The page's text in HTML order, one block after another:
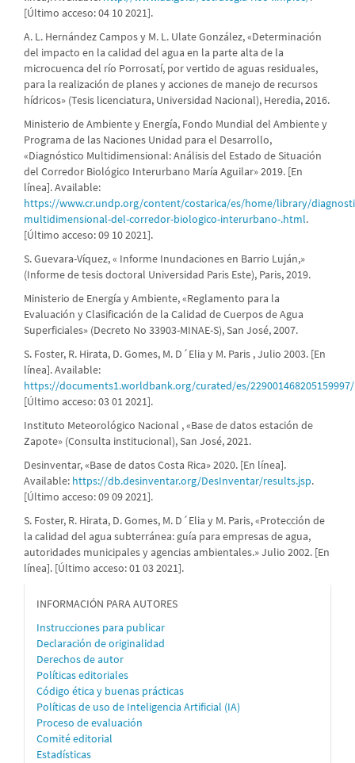
[Último acceso: 04 10 2021].
A. L. Hernández Campos y M. L. Ulate González, «Determinación
del impacto en la calidad del agua en la parte alta de la
microcuenca del río Porrosatí, por vertido de aguas residuales,
para la realización de planes y acciones de manejo de recursos
hídricos» (Tesis licenciatura, Universidad Nacional), Heredia, 2016.
Ministerio de Ambiente y Energía, Fondo Mundial del Ambiente y
Programa de las Naciones Unidad para el Desarrollo,
«Diagnóstico Multidimensional: Análisis del Estado de Situación
del Corredor Biológico Interurbano María Aguilar» 2019. [En
línea]. Available:
https://www.cr.undp.org/content/costarica/es/home/library/
multidimensional-del-corredor-biologico-interurbano-.html.
[Último acceso: 09 10 2021].
S. Guevara-Víquez, « Informe Inundaciones en Barrio Luján,»
(Informe de tesis doctoral Universidad Paris Este), Paris, 2019.
Ministerio de Energía y Ambiente, «Reglamento para la
Evaluación y Clasificación de la Calidad de Cuerpos de Agua
Superficiales» (Decreto No 33903-MINAE-S), San José, 2007.
S. Foster, R. Hirata, D. Gomes, M. D´Elia y M. Paris , Julio 2003. [En
línea]. Available:
https://documents1.worldbank.org/curated/es/229001468205159997/
[Último acceso: 03 01 2021].
Instituto Meteorológico Nacional , «Base de datos estación de
Zapote» (Consulta institucional), San José, 2021.
Desinventar, «Base de datos Costa Rica» 2020. [En línea].
Available: https://db.desinventar.org/DesInventar/results.jsp.
[Último acceso: 09 09 2021].
S. Foster, R. Hirata, D. Gomes, M. D´Elia y M. Paris, «Protección de
la calidad del agua subterránea: guía para empresas de agua,
autoridades municipales y agencias ambientales.» Julio 2002. [En
línea]. [Último acceso: 01 03 2021].
informacion
INFORMACIÓN PARA AUTORES
Instrucciones para publicar
Declaración de originalidad
Derechos de autor
Políticas editoriales
Código ética y buenas prácticas
Políticas de uso de Inteligencia Artificial (IA)
Proceso de evaluación
Comité editorial
Estadísticas